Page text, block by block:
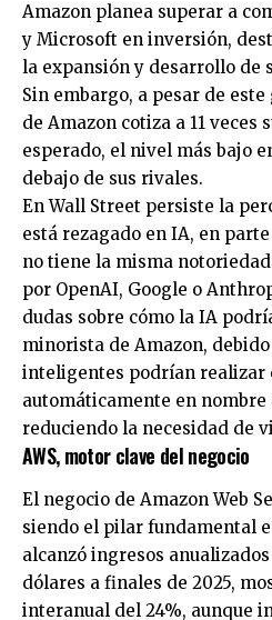
Amazon planea superar a
y Microsoft en inversión,
la expansión y desarrollo de
Sin embargo, a pesar de
de Amazon cotiza a 11 veces
esperado, el nivel más bajo
debajo de sus rivales.
En Wall Street persiste la
está rezagado en IA, en
no tiene la misma
por OpenAI, Google o
dudas sobre cómo la IA
minorista de Amazon,
inteligentes podrían realizar
automáticamente en nombre
reduciendo la necesidad de
AWS, motor clave del negocio
El negocio de Amazon Web
siendo el pilar fundamental
alcanzó ingresos
dólares a finales de 2025,
interanual del 24%, aunque